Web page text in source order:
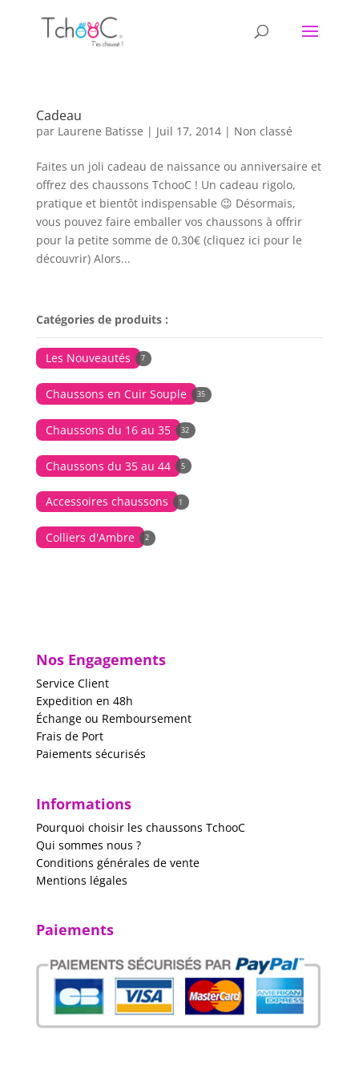
Cadeau
par Laurene Batisse | Juil 17, 2014| Non classé
Faites un joli cadeau de naissance ou anniversaire et
offrez des chaussons TchooC ! Un cadeau rigolo,
pratique et bientôt indispensable 😉 Désormais,
vous pouvez faire emballer vos chaussons à offrir
pour la petite somme de 0,30€ (cliquez ici pour le
découvrir) Alors...
Catégories de produits :
Les Nouveautés 7
Chaussons en Cuir Souple 35
Chaussons du 16 au 35 32
Chaussons du 35 au 44 5
Accessoires chaussons 1
Colliers d'Ambre 2
Nos Engagements
Service Client
Expedition en 48h
Échange ou Remboursement
Frais de Port
Paiements sécurisés
Informations
Pourquoi choisir les chaussons TchooC
Qui sommes nous ?
Conditions générales de vente
Mentions légales
Paiements